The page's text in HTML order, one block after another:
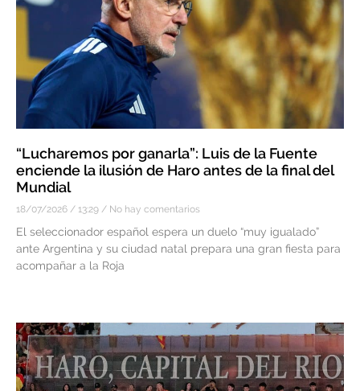
“Lucharemos por ganarla”: Luis de la Fuente
enciende la ilusión de Haro antes de la final del
Mundial
18/07/2026 13:29 No hay comentarios
El seleccionador español espera un duelo “muy igualado”
ante Argentina y su ciudad natal prepara una gran fiesta para
acompañar a la Roja